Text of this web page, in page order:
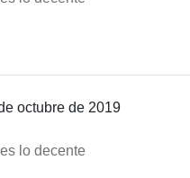
octubre de 2019
lo decente